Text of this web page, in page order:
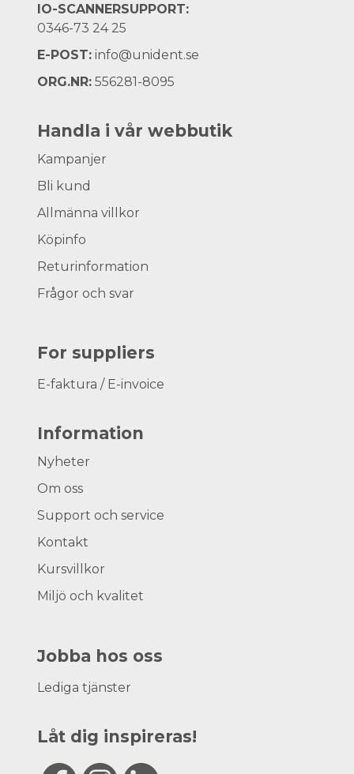
IO-SCANNERSUPPORT:
0346-73 24 25
E-POST: info@unident.se
ORG.NR: 556281-8095
Handla i vår webbutik
Kampanjer
Bli kund
Allmänna villkor
Köpinfo
Returinformation
Frågor och svar
For suppliers
E-faktura / E-invoice
Information
Nyheter
Om oss
Support och service
Kontakt
Kursvillkor
Miljö och kvalitet
Jobba hos oss
Lediga tjänster
Låt dig inspireras!